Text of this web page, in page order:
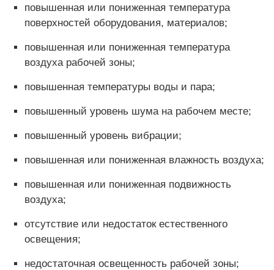
повышенная или пониженная температура
поверхностей оборудования, материалов;
повышенная или пониженная температура
воздуха рабочей зоны;
повышенная температуры воды и пара;
повышенный уровень шума на рабочем месте;
повышенный уровень вибрации;
повышенная или пониженная влажность воздуха;
повышенная или пониженная подвижность
воздуха;
отсутствие или недостаток естественного
освещения;
недостаточная освещенность рабочей зоны;